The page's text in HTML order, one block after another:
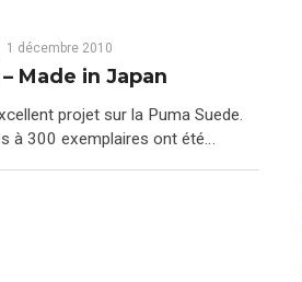
1 décembre 2010
Made in Japan
projet sur la Puma Suede.
à 300 exemplaires ont été…